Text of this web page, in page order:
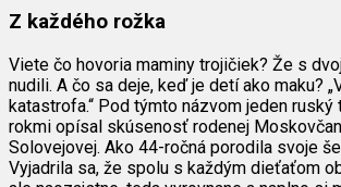
Z každého rožka
Viete čo hovoria maminy trojičiek? Že s
nudili. A čo sa deje, keď je detí ako maku?
katastrofa.“ Pod týmto názvom jeden ruský
rokmi opísal skúsenosť rodenej
Solovejovej. Ako 44-ročná porodila svoje
Vyjadrila sa, že spolu s každým dieťaťom